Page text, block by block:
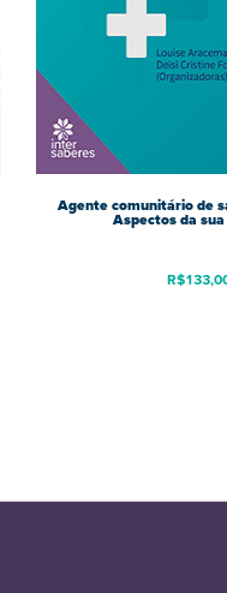
Agente comunitário de
Aspectos da
R$